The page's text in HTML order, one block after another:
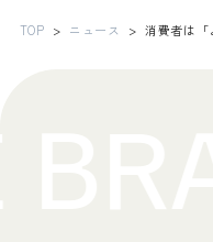
TOP ニュース 消費者は